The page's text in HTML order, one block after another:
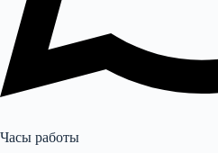
Часы работы